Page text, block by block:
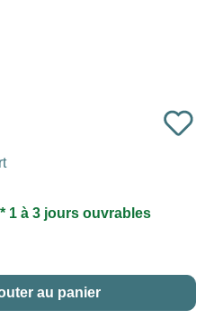
1 à 3 jours ouvrables
quantité souhaitée
au panier